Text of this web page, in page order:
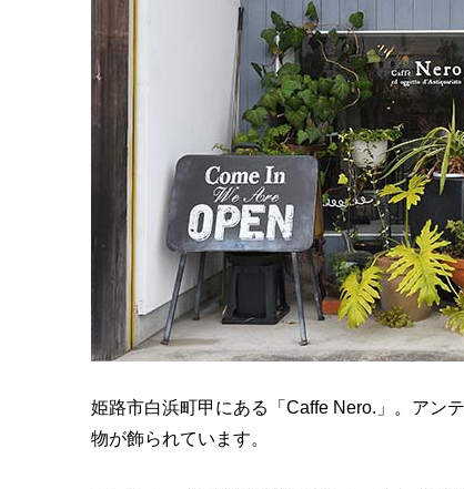
姫路市白浜町甲にある「Caffe Nero.」。アン
物が飾られています。